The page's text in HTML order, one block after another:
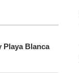
Playa Blanca